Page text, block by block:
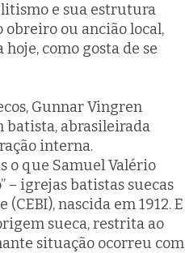
e sua estrutura
obreiro ou ancião local,
como gosta de se
Gunnar Vingren
batista, abrasileirada
interna.
o que Samuel Valério
– igrejas batistas suecas
nascida em 1912. E
sueca, restrita ao
situação ocorreu com